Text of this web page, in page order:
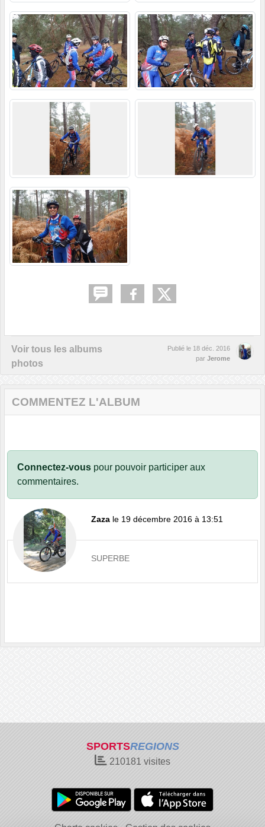
Voir tous les albums
photos
Publié le 18 déc. 2016
par Jerome
COMMENTEZ L'ALBUM
Connectez-vous pour pouvoir participer aux
commentaires.
Zaza le 19 décembre 2016 à 13:51
SUPERBE
SPORTSREGIONS
210181 visites